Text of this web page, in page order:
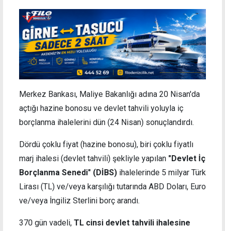
Merkez Bankası, Maliye Bakanlığı adına 20 Nisan'da
açtığı hazine bonosu ve devlet tahvili yoluyla iç
borçlanma ihalelerini dün (24 Nisan) sonuçlandırdı.
Dördü çoklu fiyat (hazine bonosu), biri çoklu fiyatlı
marj ihalesi (devlet tahvili) şekliyle yapılan "Devlet İç
Borçlanma Senedi" (DİBS) ihalelerinde 5 milyar Türk
Lirası (TL) ve/veya karşılığı tutarında ABD Doları, Euro
ve/veya İngiliz Sterlini borç arandı.
370 gün vadeli, TL cinsi devlet tahvili ihalesine